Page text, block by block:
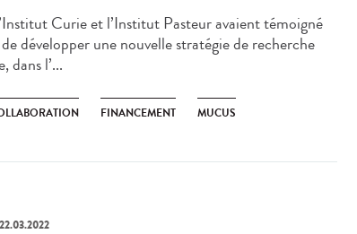
Curie et l’Institut Pasteur avaient témoigné
développer une nouvelle stratégie de recherche
dans l’...
FINANCEMENT MUCUS
22.03.2022